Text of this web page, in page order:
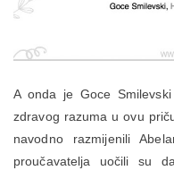
A onda je Goce
zdravog razuma u ovu
navodno razmijenili
proučavatelja uočili su